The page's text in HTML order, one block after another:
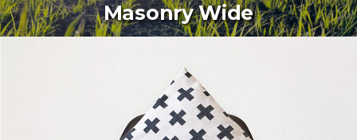
Masonry Wide